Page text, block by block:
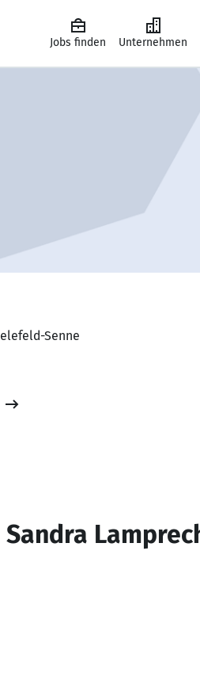
Jobs finden Unternehmen
Senne